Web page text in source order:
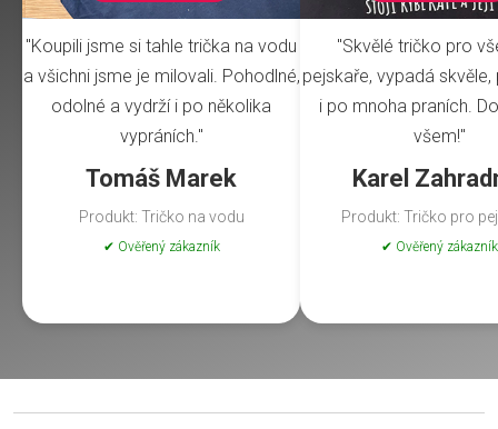
"Koupili jsme si tahle trička na vodu
a všichni jsme je milovali. Pohodlné,
odolné a vydrží i po několika
vypráních."
Tomáš Marek
Produkt: Tričko na vodu
✔ Ověřený zákazník
"Skvělé tričko pro
pejskaře, vypadá
i po mnoha praních.
všem!"
Karel
Produkt: Tričko pro
✔ Ověřený zákazník